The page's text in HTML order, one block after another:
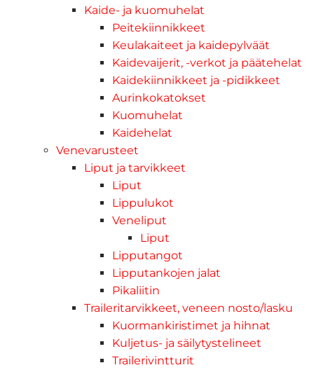
Kaide- ja kuomuhelat
Peitekiinnikkeet
Keulakaiteet ja kaidepylväät
Kaidevaijerit, -verkot ja päätehelat
Kaidekiinnikkeet ja -pidikkeet
Aurinkokatokset
Kuomuhelat
Kaidehelat
Venevarusteet
Liput ja tarvikkeet
Liput
Lippulukot
Veneliput
Liput
Lipputangot
Lipputankojen jalat
Pikaliitin
Traileritarvikkeet, veneen nosto/lasku
Kuormankiristimet ja hihnat
Kuljetus- ja säilytystelineet
Trailerivintturit